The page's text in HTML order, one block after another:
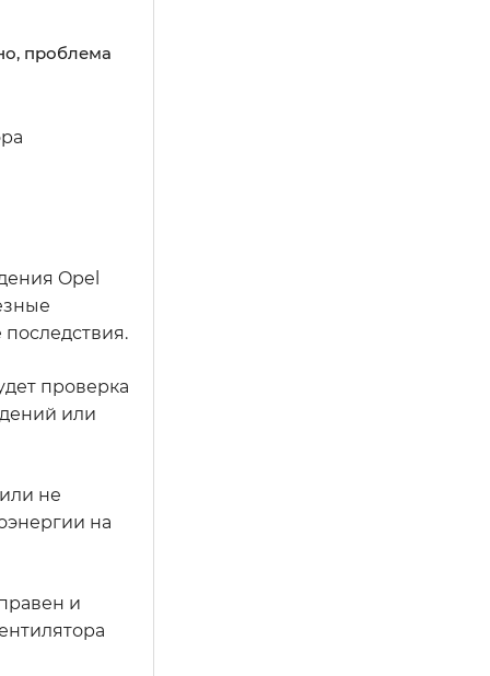
проблема
Opel
проверка
или
не
на
и